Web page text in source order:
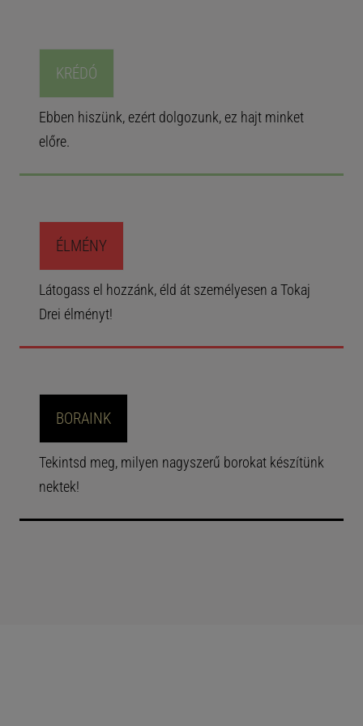
KRÉDÓ
Ebben hiszünk, ezért dolgozunk, ez hajt minket
előre.
ÉLMÉNY
Látogass el hozzánk, éld át személyesen a Tokaj
Drei élményt!
BORAINK
Tekintsd meg, milyen nagyszerű borokat készítünk
nektek!